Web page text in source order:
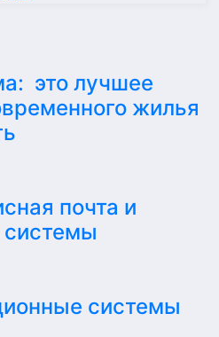
это лучшее
жилья
почта и
системы
системы